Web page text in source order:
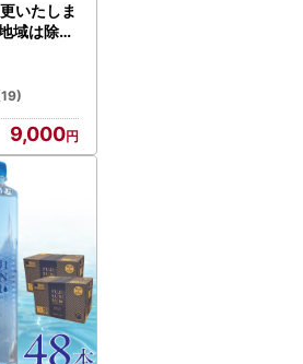
いたしま
域は除く
＞富士山
本（
ミネラ
9,000